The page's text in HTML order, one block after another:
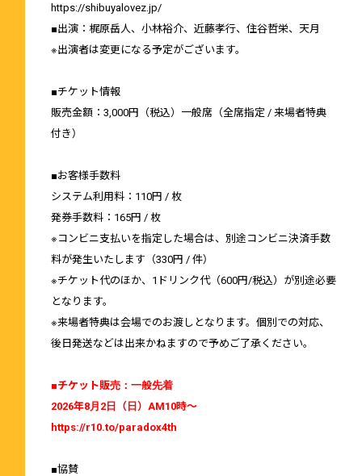
https://shibuyalovez.jp/
■出演：梶原岳人、小林裕介、近藤孝行、住谷哲栄、天月
※出演者は変更になる予定がございます。
■チケット情報
販売金額：3,000円（税込）一般席（全席指定 / 来場者特典
付き）
■お客様手数料
システム利用料：110円 / 枚
発券手数料：165円 / 枚
※コンビニ支払いを指定した場合は、別途コンビニ決済手数
料が発生いたします（330円 / 件）
※チケット代のほか、1ドリンク代（600円/税込）が別途必要
となります。
※来場者特典は会場でのお渡しとなります。個別での対応、
後日発送などは出来かねますので予めご了承ください。
■チケット販売：一般先着
2026年8月2日（日）AM10時～
https://r10.to/paradox4th
■協賛